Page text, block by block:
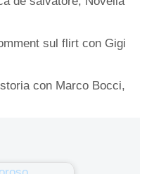
sul flirt con Gigi
con Marco Bocci,